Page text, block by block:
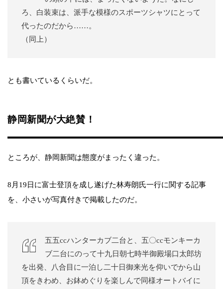
ろ、白装束は、派手な模様のスポーツシャツにとって
代ったのだから……。
（同上）
とも書いているくらいだ。
静岡新聞が大絶賛！
ところが、静岡新聞は態度がまったく違った。
8月19日に富士登頂を成し遂げた林寿朗氏一行に関する記事
を、小さいが写真付きで掲載したのだ。
五五ccハンターカブ二台と、五〇ccモンキーカ
ブ二台にのって十九日朝七時半御殿場口太郎坊
を出発、八合目に一泊し二十日御来光を仰いでから山
頂をきわめ、お鉢めぐりを楽しんで同様オートバイに